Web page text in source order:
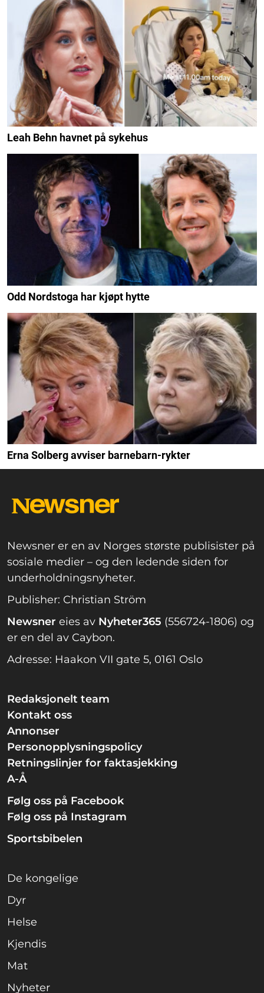
Leah Behn havnet på sykehus
Odd Nordstoga har kjøpt hytte
Erna Solberg avviser barnebarn-rykter
Newsner er en av Norges største publisister på
sosiale medier – og den ledende siden for
underholdningsnyheter.
Publisher: Christian Ström
Newsner eies av Nyheter365 (556724-1806) og
er en del av Caybon.
Adresse: Haakon VII gate 5, 0161 Oslo
Redaksjonelt team
Kontakt oss
Annonser
Personopplysningspolicy
Retningslinjer for faktasjekking
A-Å
Følg oss på Facebook
Følg oss på Instagram
Sportsbibelen
De kongelige
Dyr
Helse
Kjendis
Mat
Nyheter